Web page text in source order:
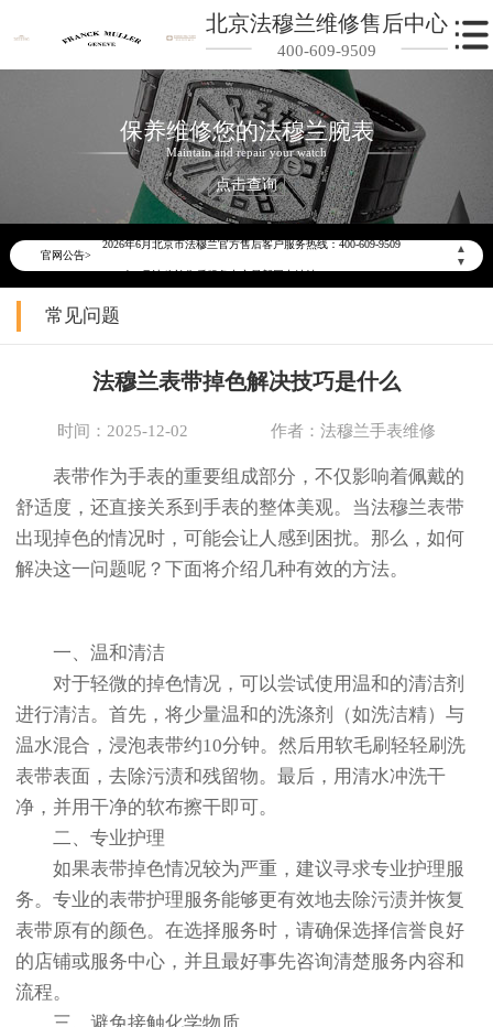
北京法穆兰维修售后中心
400-609-9509
保养维修您的法穆兰腕表
Maintain and repair your watch
点击查询
官网公告>
▲
▼
2026年6月法穆兰北京市售后服务网络优化升级公告
2026年6月北京市法穆兰官方售后客户服务热线：400-609-9509
2026年6月法穆兰售后服务中心最新网点地址：
节假日正常营业！
常见问题
法穆兰表带掉色解决技巧是什么
时间：2025-12-02 作者：法穆兰手表维修
表带作为手表的重要组成部分，不仅影响着佩戴的
舒适度，还直接关系到手表的整体美观。当法穆兰表带
出现掉色的情况时，可能会让人感到困扰。那么，如何
解决这一问题呢？下面将介绍几种有效的方法。
一、温和清洁
对于轻微的掉色情况，可以尝试使用温和的清洁剂
进行清洁。首先，将少量温和的洗涤剂（如洗洁精）与
温水混合，浸泡表带约10分钟。然后用软毛刷轻轻刷洗
表带表面，去除污渍和残留物。最后，用清水冲洗干
净，并用干净的软布擦干即可。
二、专业护理
如果表带掉色情况较为严重，建议寻求专业护理服
务。专业的表带护理服务能够更有效地去除污渍并恢复
表带原有的颜色。在选择服务时，请确保选择信誉良好
的店铺或服务中心，并且最好事先咨询清楚服务内容和
流程。